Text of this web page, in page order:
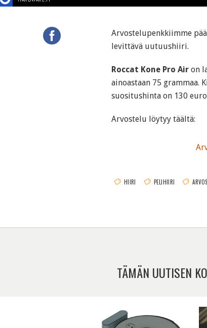
Arvostelupenkkiimme
levittävä uutuushiiri.
Roccat Kone Pro Air on
ainoastaan 75 grammaa.
suositushinta on 130
Arvostelu löytyy täältä:
HIIRI PELIHIIRI
TÄMÄN UUTISEN